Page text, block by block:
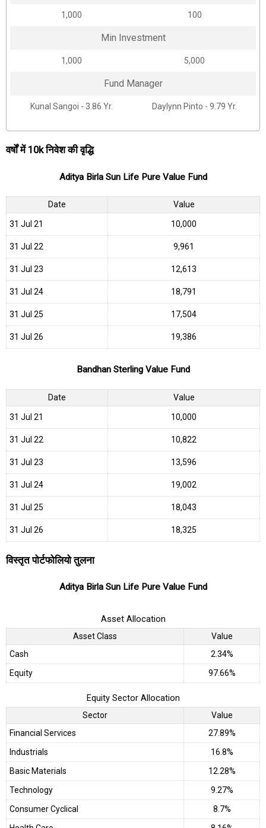
₹1,000 ₹100
Min Investment
₹1,000 ₹5,000
Fund Manager
Kunal Sangoi - 3.86 Yr. Daylynn Pinto - 9.79 Yr.
वर्षों में 10k निवेश की वृद्धि
Aditya Birla Sun Life Pure Value Fund
Date Value
31 Jul 21 ₹10,000
31 Jul 22 ₹9,961
31 Jul 23 ₹12,613
31 Jul 24 ₹18,791
31 Jul 25 ₹17,504
31 Jul 26 ₹19,386
Bandhan Sterling Value Fund
Date Value
31 Jul 21 ₹10,000
31 Jul 22 ₹10,822
31 Jul 23 ₹13,596
31 Jul 24 ₹19,002
31 Jul 25 ₹18,043
31 Jul 26 ₹18,325
विस्तृत पोर्टफोलियो तुलना
Aditya Birla Sun Life Pure Value Fund
Asset Allocation
Asset Class
Value
Cash
2.34%
Equity
97.66%
Equity Sector Allocation
Sector
Value
Financial Services
27.89%
Industrials
16.8%
Basic Materials
12.28%
Technology
9.27%
Consumer Cyclical
8.7%